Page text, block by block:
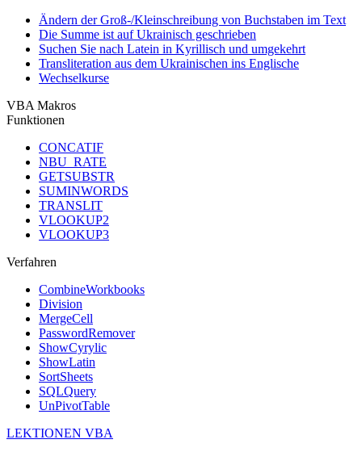
Ändern der Groß-/Kleinschreibung von Buchstaben im Text
Die Summe ist auf Ukrainisch geschrieben
Suchen Sie nach Latein in Kyrillisch und umgekehrt
Transliteration aus dem Ukrainischen ins Englische
Wechselkurse
VBA Makros
Funktionen
CONCATIF
NBU_RATE
GETSUBSTR
SUMINWORDS
TRANSLIT
VLOOKUP2
VLOOKUP3
Verfahren
CombineWorkbooks
Division
MergeCell
PasswordRemover
ShowCyrylic
ShowLatin
SortSheets
SQLQuery
UnPivotTable
LEKTIONEN VBA